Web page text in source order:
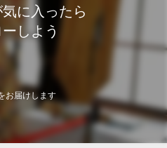
に入ったら
しよう
お届けします